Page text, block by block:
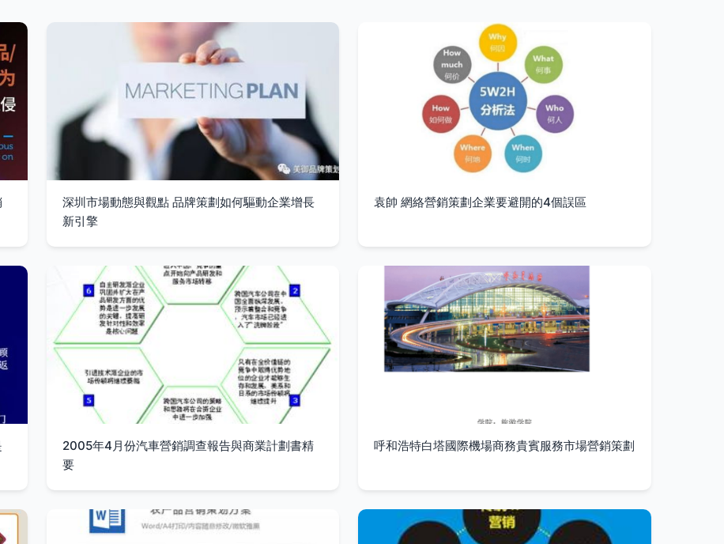
深圳市場動態與觀點 品牌策劃如何驅動企業增長
新引擎
袁帥 網絡營銷策劃企業要避開的4個誤區
2005年4月份汽車營銷調查報告與商業計劃書精
要
呼和浩特白塔國際機場商務貴賓服務市場營銷策劃